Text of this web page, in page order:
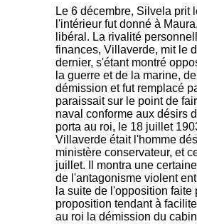
Le 6 décembre, Silvela prit
l'intérieur fut donné à
libéral. La rivalité
finances, Villaverde, mit le
dernier, s'étant montré
la guerre et de la marine,
démission et fut remplacé
paraissait sur le point de
naval conforme aux désirs
porta au roi, le 18 juillet
Villaverde était l'homme
ministère conservateur, et
juillet. Il montra une
de l'antagonisme violent
la suite de l'opposition
proposition tendant à
au roi la démission du